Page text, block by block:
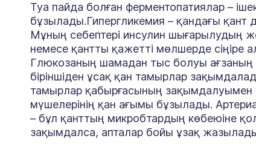
Туа пайда болған ферментопатиялар –
бұзылады.Гипергликемия – қандағы қант
Мұның себептері инсулин шығарылудың
немесе қантты қажетті мөлшерде
Глюкозаның шамадан тыс болуы
біріншіден ұсақ қан тамырлар
тамырлар қабырғасының зақымдалуымен
мүшелерінің қан ағымы бұзылады.
– бұл қанттың микробтардың көбеюіне
зақымдалса, апталар бойы ұзақ